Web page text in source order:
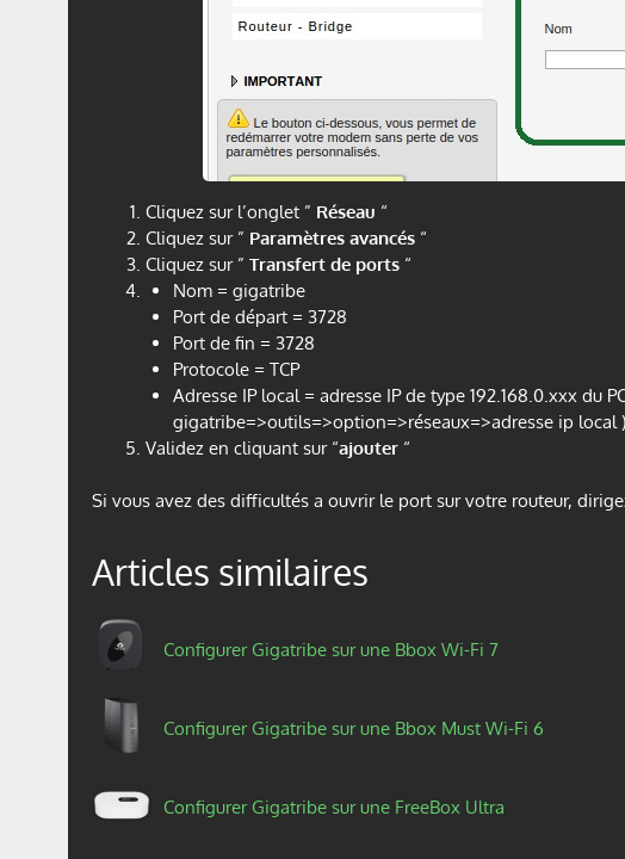
Cliquez sur l’onglet ” Réseau “
Cliquez sur ” Paramètres avancés “
Cliquez sur ” Transfert de ports “
Nom = gigatribe
Port de départ = 3728
Port de fin = 3728
Protocole = TCP
Adresse IP local = adresse IP de type 192.168.0.xxx du
gigatribe=>outils=>option=>réseaux=>adresse ip local
Validez en cliquant sur “ajouter “
Si vous avez des difficultés a ouvrir le port sur votre routeur,
Articles similaires
Configurer Gigatribe sur une Bbox Wi-Fi 7
Configurer Gigatribe sur une Bbox Must Wi-Fi 6
Configurer Gigatribe sur une FreeBox Ultra